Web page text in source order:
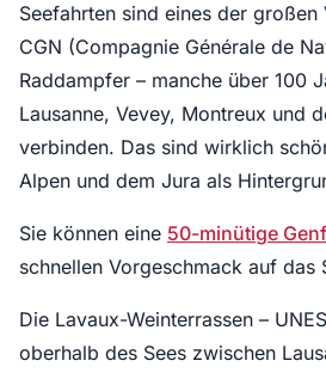
Seefahrten sind eines der
CGN (Compagnie Générale de
Raddampfer – manche über 100
Lausanne, Vevey, Montreux und
verbinden. Das sind wirklich
Alpen und dem Jura als
Sie können eine 50-minütige
schnellen Vorgeschmack auf das
Die Lavaux-Weinterrassen –
oberhalb des Sees zwischen